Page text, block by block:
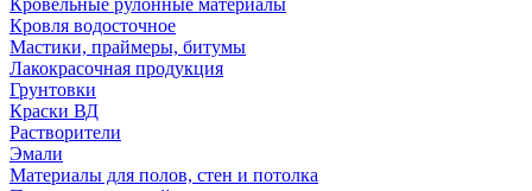
Кровельные рулонные материалы
Кровля водосточное
Мастики, праймеры, битумы
Лакокрасочная продукция
Грунтовки
Краски ВД
Растворители
Эмали
Материалы для полов, стен и потолка